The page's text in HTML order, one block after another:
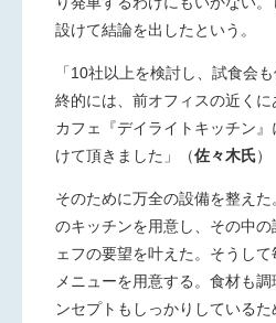
設けて結論を出したという。
「10社以上を検討し、試食会
終的には、前オフィスの近くに
カフェ『デイライトキッチン
けて頂きました」
（佐々木氏）
そのために万全の設備を整え
のキッチンを用意し、その中
ェフの要望を叶えた。そうし
メニューを用意する。食材も
ンセプトもしっかりしている